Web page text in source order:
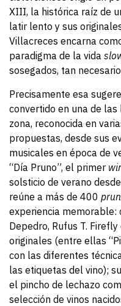
XIII, la histórica raíz de
latir lento y sus
Villacreces encarna
paradigma de la vida
sosegados, tan
Precisamente esa
convertido en una de
zona, reconocida en
propuestas, desde sus
musicales en época de
“Día Pruno”, el primer
solsticio de verano
reúne a más de 400
experiencia memorable:
Depedro, Rufus T.
originales (entre ellas
con las diferentes
las etiquetas del vino);
el pincho de lechazo
selección de vinos